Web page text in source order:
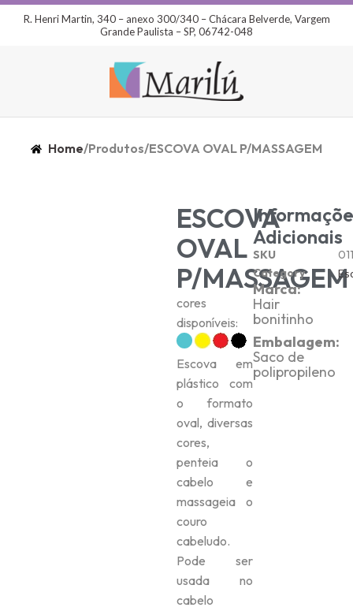
R. Henri Martin, 340 – anexo 300/340 – Chácara Belverde, Vargem
Grande Paulista – SP, 06742-048
Home/Produtos/ESCOVA OVAL P/MASSAGEM
ESCOVA
OVAL
P/MASSAGEM
cores
disponíveis:
Escova em
plástico com
o formato
oval, diversas
cores,
penteia o
cabelo e
massageia o
couro
cabeludo.
Pode ser
usada no
cabelo
Adicionais
SKU
Category
Marca:
Hair
bonitinho
Embalagem:
Saco de
polipropileno